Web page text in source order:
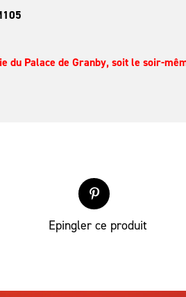
Palace de Granby, soit le soir-
Epingler ce produit